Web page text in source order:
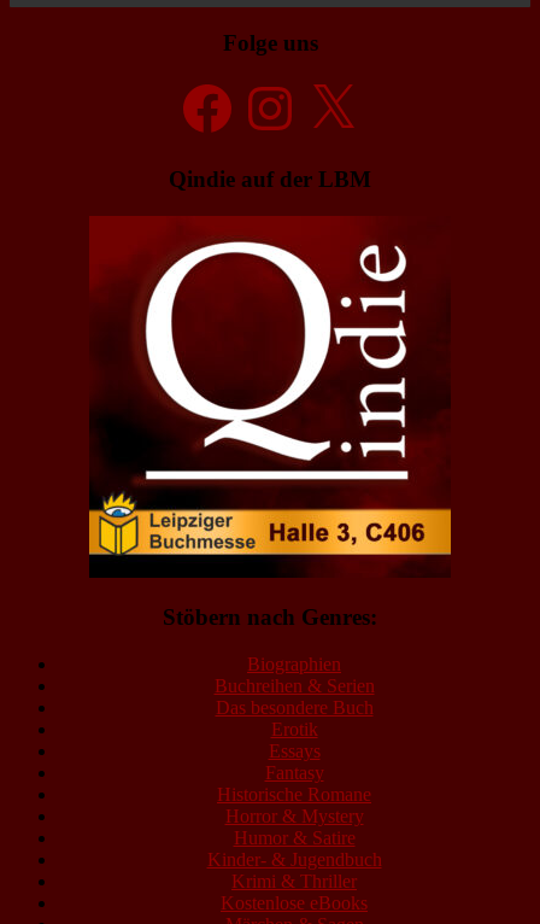
Folge uns
FacebookInstagramX
Qindie auf der LBM
Stöbern nach Genres:
Biographien
Buchreihen & Serien
Das besondere Buch
Erotik
Essays
Fantasy
Historische Romane
Horror & Mystery
Humor & Satire
Kinder- & Jugendbuch
Krimi & Thriller
Kostenlose eBooks